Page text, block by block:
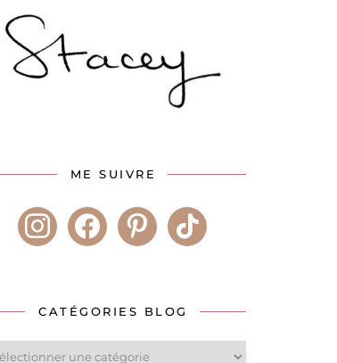
ME SUIVRE
instagramfacebookpinteresttiktok
CATÉGORIES BLOG